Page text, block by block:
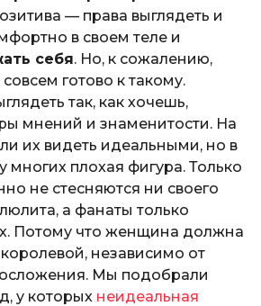
— права выглядеть и
в своем теле и
себя. Но, к сожалению,
готово к такому.
так, как хочешь,
мнений и знаменитости. На
их видеть идеальными, но в
многих плохая фигура. Только
не стесняются ни своего
а фанаты только
Потому что женщина должна
королевой, независимо от
Мы подобрали
у которых неидеальная